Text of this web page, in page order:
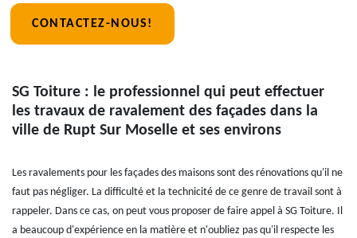
CONTACTEZ-NOUS!
SG Toiture : le professionnel qui peut effectuer
les travaux de ravalement des façades dans la
ville de Rupt Sur Moselle et ses environs
Les ravalements pour les façades des maisons sont des rénovations qu'il ne
faut pas négliger. La difficulté et la technicité de ce genre de travail sont à
rappeler. Dans ce cas, on peut vous proposer de faire appel à SG Toiture. Il
a beaucoup d'expérience en la matière et n'oubliez pas qu'il respecte les